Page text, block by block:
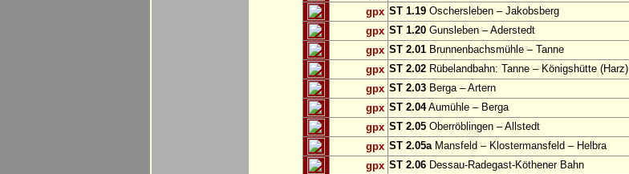
gpx ST 1.19 Oschersleben – Jakobsberg
gpx ST 1.20 Gunsleben – Aderstedt
gpx ST 2.01 Brunnenbachsmühle – Tanne
gpx ST 2.02 Rübelandbahn: Tanne – Königshütte (Harz)
gpx ST 2.03 Berga – Artern
gpx ST 2.04Aumühle – Berga
gpx ST 2.05 Oberröblingen – Allstedt
gpx ST 2.05aMansfeld – Klostermansfeld – Helbra
gpx ST 2.06 Dessau-Radegast-Köthener Bahn